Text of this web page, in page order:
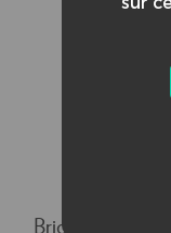
Scénario
Brigade :